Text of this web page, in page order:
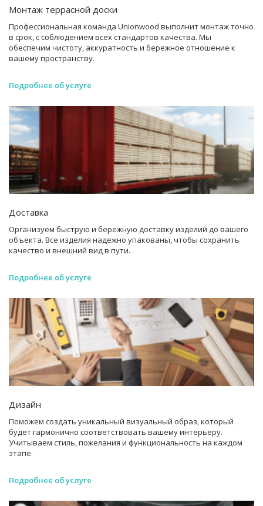
Монтаж террасной доски
Профессиональная команда Unionwood выполнит монтаж точно
в срок, с соблюдением всех стандартов качества. Мы
обеспечим чистоту, аккуратность и бережное отношение к
вашему пространству.
Подробнее об услуге
Доставка
Организуем быструю и бережную доставку изделий до вашего
объекта. Все изделия надежно упакованы, чтобы сохранить
качество и внешний вид в пути.
Подробнее об услуге
Дизайн
Поможем создать уникальный визуальный образ, который
будет гармонично соответствовать вашему интерьеру.
Учитываем стиль, пожелания и функциональность на каждом
этапе.
Подробнее об услуге